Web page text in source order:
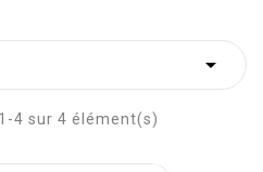

4 sur 4 élément(s)